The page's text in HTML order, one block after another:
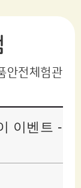
안전체험관
이벤트 -